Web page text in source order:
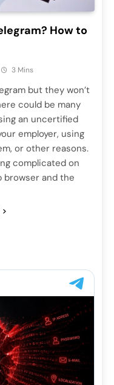
How to
3 Mins
but they won’t
could be many
an uncertified
employer, using
or other reasons.
complicated on
browser and the